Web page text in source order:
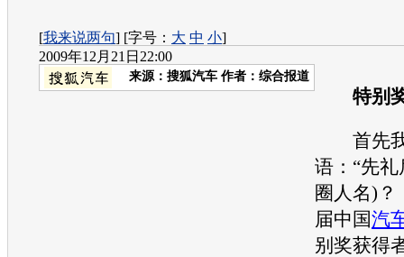
[我来说两句] [字号： 大 中 小]
2009年12月21日22:00
来源： 搜狐汽车 作者：综合报道
特别
首先我
语：“先
圈人名)？
届中国汽
别奖获